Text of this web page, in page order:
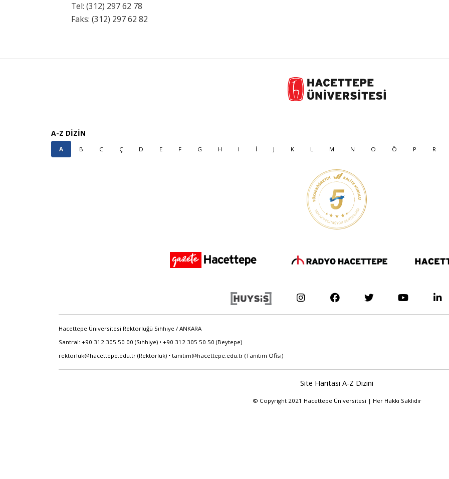
Tel: (312) 297 62 78
Faks: (312) 297 62 82
A-Z DİZİN
A B C Ç D E F G H I İ J K L M N O Ö P R
Hacettepe Üniversitesi Rektörlüğü Sıhhiye / ANKARA
Santral: +90 312 305 50 00 (Sıhhiye) • +90 312 305 50 50 (Beytepe)
rektorluk@hacettepe.edu.tr (Rektörlük) • tanitim@hacettepe.edu.tr (Tanıtım Ofisi)
Site Haritası A-Z Dizini
© Copyright 2021 Hacettepe Üniversitesi | Her Hakkı Saklıdır